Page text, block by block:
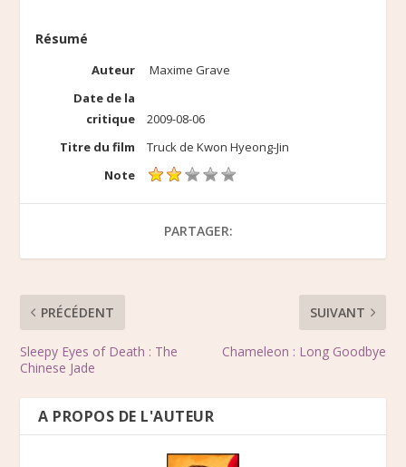
Résumé
Auteur
Maxime Grave
Date de la
critique
2009-08-06
Titre du film
Truck de Kwon Hyeong-Jin
Note
PARTAGER:
PRÉCÉDENT
Sleepy Eyes of Death : The
Chinese Jade
SUIVANT
Chameleon : Long Goodbye
A PROPOS DE L'AUTEUR